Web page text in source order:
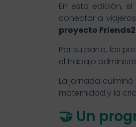
En esta edición,
conectar a
proyecto
Por su parte, los
el trabajo
La jornada
maternidad y la
🤝 Un